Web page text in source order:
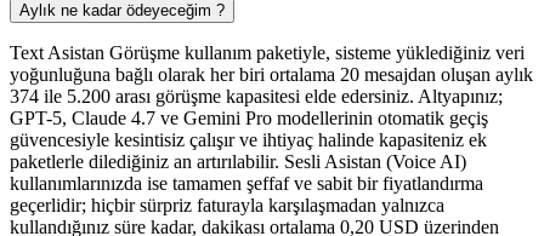
Aylık ne kadar ödeyeceğim ?
Text Asistan Görüşme kullanım paketiyle, sisteme yüklediğiniz veri
yoğunluğuna bağlı olarak her biri ortalama 20 mesajdan oluşan aylık
374 ile 5.200 arası görüşme kapasitesi elde edersiniz. Altyapınız;
GPT-5, Claude 4.7 ve Gemini Pro modellerinin otomatik geçiş
güvencesiyle kesintisiz çalışır ve ihtiyaç halinde kapasiteniz ek
paketlerle dilediğiniz an artırılabilir. Sesli Asistan (Voice AI)
kullanımlarınızda ise tamamen şeffaf ve sabit bir fiyatlandırma
geçerlidir; hiçbir sürpriz faturayla karşılaşmadan yalnızca
kullandığınız süre kadar, dakikası ortalama 0,20 USD üzerinden